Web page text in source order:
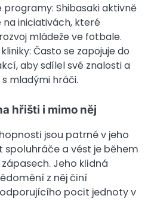
programy: Shibasaki aktivně
iniciativách, které
mládeže ve fotbale.
Často se zapojuje do
aby sdílel své znalosti a
mladými hráči.
hřišti i mimo něj
jsou patrné v jeho
a vést je během
Jeho klidná
z něj činí
pocit jednoty v